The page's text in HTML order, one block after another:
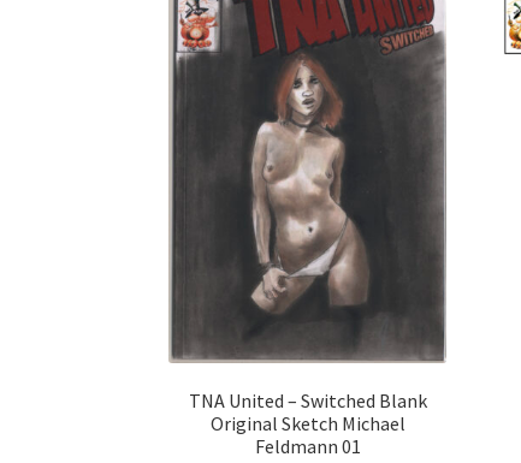
TNA United – Switched Blank
Original Sketch Michael
Feldmann 01